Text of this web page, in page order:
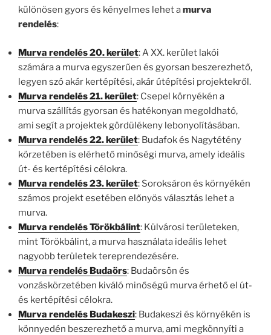
különösen gyors és kényelmes lehet amurva
rendelés:
Murva rendelés 20. kerület: A XX. kerület lakói
számára a murva egyszerűen és gyorsan beszerezhető,
legyen szó akár kertépítési, akár útépítési projektekről.
Murva rendelés 21. kerület: Csepel környékén a
murva szállítás gyorsan és hatékonyan megoldható,
ami segít a projektek gördülékeny lebonyolításában.
Murva rendelés 22. kerület: Budafok és Nagytétény
körzetében is elérhető minőségi murva, amely ideális
út- és kertépítési célokra.
Murva rendelés 23. kerület: Soroksáron és környékén
számos projekt esetében előnyös választás lehet a
murva.
Murva rendelés Törökbálint: Külvárosi területeken,
mint Törökbálint, a murva használata ideális lehet
nagyobb területek tereprendezésére.
Murva rendelés Budaörs: Budaörsön és
vonzáskörzetében kiváló minőségű murva érhető el út-
és kertépítési célokra.
Murva rendelés Budakeszi: Budakeszi és környékén is
könnyedén beszerezhető a murva, ami megkönnyíti a